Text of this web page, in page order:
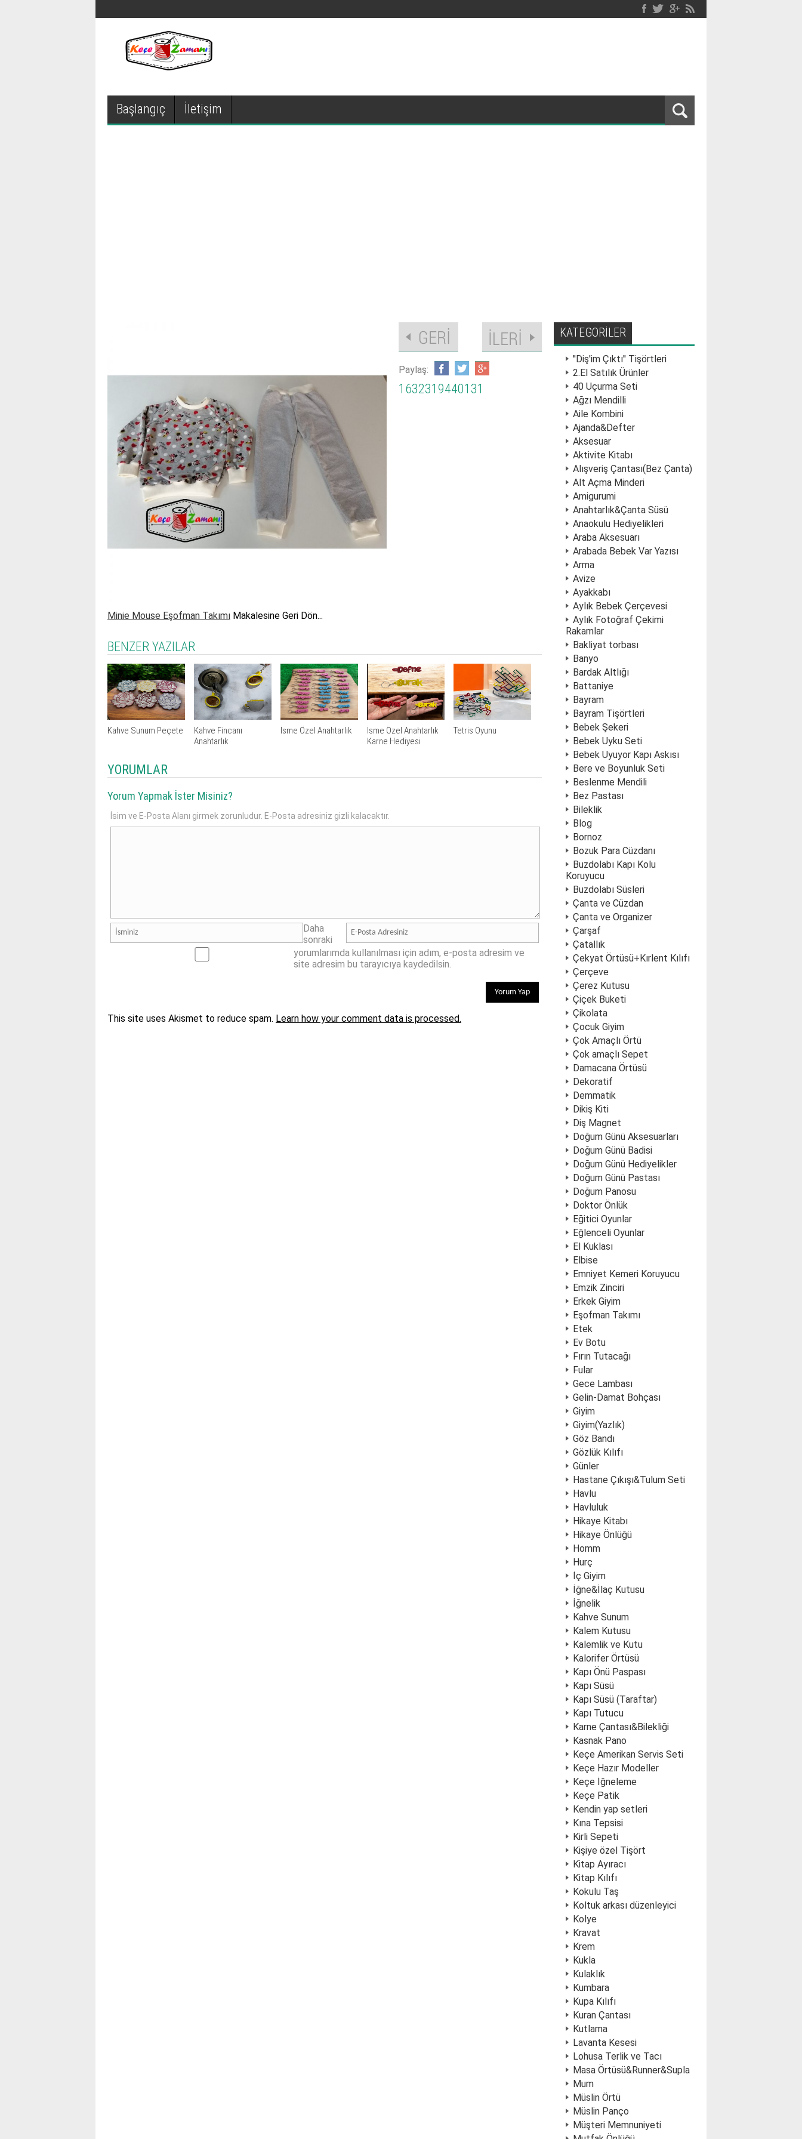
Başlangıç İletişim
Paylaş:
1632319440131
Minie Mouse Eşofman Takımı Makalesine Geri Dön...
BENZER YAZILAR
Kahve Sunum Peçete
Kahve Fincanı
Anahtarlık
İsme Özel Anahtarlık
İsme Özel Anahtarlık
Karne Hediyesi
Tetris Oyunu
YORUMLAR
Yorum Yapmak İster Misiniz?
İsim ve E-Posta Alanı girmek zorunludur. E-Posta adresiniz gizli kalacaktır.
Daha
sonraki
yorumlarımda kullanılması için adım, e-posta adresim ve
site adresim bu tarayıcıya kaydedilsin.
This site uses Akismet to reduce spam. Learn how your comment data is processed.
KATEGORİLER
''Diş'im Çıktı'' Tişörtleri
2.El Satılık Ürünler
40 Uçurma Seti
Ağzı Mendilli
Aile Kombini
Ajanda&Defter
Aksesuar
Aktivite Kitabı
Alışveriş Çantası(Bez Çanta)
Alt Açma Minderi
Amigurumi
Anahtarlık&Çanta Süsü
Anaokulu Hediyelikleri
Araba Aksesuarı
Arabada Bebek Var Yazısı
Arma
Avize
Ayakkabı
Aylık Bebek Çerçevesi
Aylık Fotoğraf Çekimi
Rakamlar
Bakliyat torbası
Banyo
Bardak Altlığı
Battaniye
Bayram
Bayram Tişörtleri
Bebek Şekeri
Bebek Uyku Seti
Bebek Uyuyor Kapı Askısı
Bere ve Boyunluk Seti
Beslenme Mendili
Bez Pastası
Bileklik
Blog
Bornoz
Bozuk Para Cüzdanı
Buzdolabı Kapı Kolu
Koruyucu
Buzdolabı Süsleri
Çanta ve Cüzdan
Çanta ve Organizer
Çarşaf
Çatallık
Çekyat Örtüsü+Kırlent Kılıfı
Çerçeve
Çerez Kutusu
Çiçek Buketi
Çikolata
Çocuk Giyim
Çok Amaçlı Örtü
Çok amaçlı Sepet
Damacana Örtüsü
Dekoratif
Demmatik
Dikiş Kiti
Diş Magnet
Doğum Günü Aksesuarları
Doğum Günü Badisi
Doğum Günü Hediyelikler
Doğum Günü Pastası
Doğum Panosu
Doktor Önlük
Eğitici Oyunlar
Eğlenceli Oyunlar
El Kuklası
Elbise
Emniyet Kemeri Koruyucu
Emzik Zinciri
Erkek Giyim
Eşofman Takımı
Etek
Ev Botu
Fırın Tutacağı
Fular
Gece Lambası
Gelin-Damat Bohçası
Giyim
Giyim(Yazlık)
Göz Bandı
Gözlük Kılıfı
Günler
Hastane Çıkışı&Tulum Seti
Havlu
Havluluk
Hikaye Kitabı
Hikaye Önlüğü
Homm
Hurç
İç Giyim
İğne&İlaç Kutusu
İğnelik
Kahve Sunum
Kalem Kutusu
Kalemlik ve Kutu
Kalorifer Örtüsü
Kapı Önü Paspası
Kapı Süsü
Kapı Süsü (Taraftar)
Kapı Tutucu
Karne Çantası&Bilekliği
Kasnak Pano
Keçe Amerikan Servis Seti
Keçe Hazır Modeller
Keçe İğneleme
Keçe Patik
Kendin yap setleri
Kına Tepsisi
Kirli Sepeti
Kişiye özel Tişört
Kitap Ayıracı
Kitap Kılıfı
Kokulu Taş
Koltuk arkası düzenleyici
Kolye
Kravat
Krem
Kukla
Kulaklık
Kumbara
Kupa Kılıfı
Kuran Çantası
Kutlama
Lavanta Kesesi
Lohusa Terlik ve Tacı
Masa Örtüsü&Runner&Supla
Mum
Müslin Örtü
Müslin Panço
Müşteri Memnuniyeti